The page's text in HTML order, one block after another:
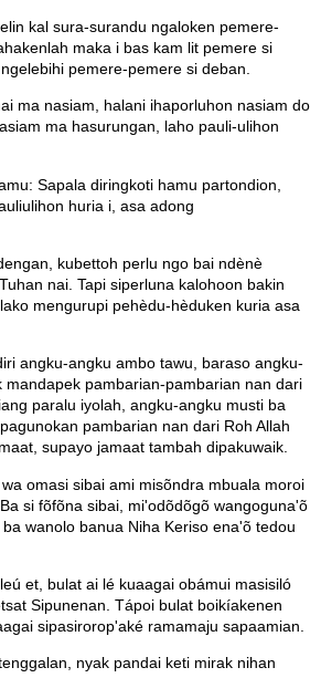
kal sura-surandu ngaloken pemere-
maka i bas kam lit pemere si
pemere-pemere si deban.
ma nasiam, halani ihaporluhon nasiam do
ma hasurungan, laho pauli-ulihon
Sapala diringkoti hamu partondion,
huria i, asa adong
kubettoh perlu ngo bai ndènè
nai. Tapi siperluna kalohoon bakin
mengurupi pehèdu-hèduken kuria asa
angku-angku ambo tawu, baraso angku-
mandapek pambarian-pambarian nan dari
paralu iyolah, angku-angku musti ba
pambarian nan dari Roh Allah
supayo jamaat tambah dipakuwaik.
omasi sibai ami misõndra mbuala moroi
si fõfõna sibai, mi'odõdõgõ wangoguna'õ
wanolo banua Niha Keriso ena'õ tedou
et, bulat ai lé kuaagai obámui masisiló
Sipunenan. Tápoi bulat boikíakenen
sipasirorop'aké ramamaju sapaamian.
nyak pandai keti mirak nihan